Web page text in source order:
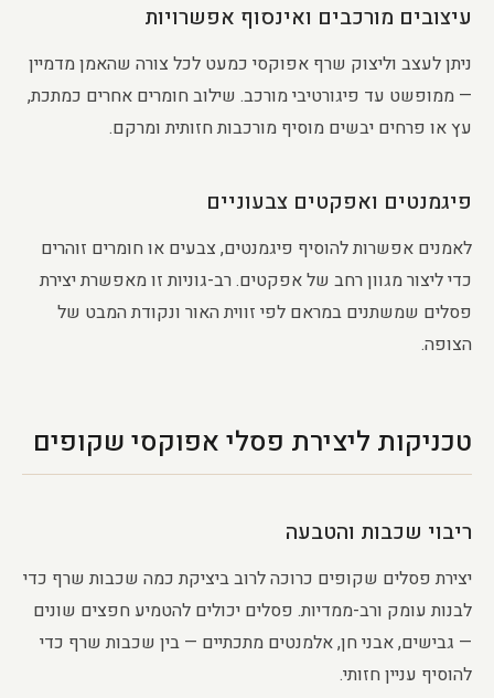
עיצובים מורכבים ואינסוף אפשרויות
ניתן לעצב וליצוק שרף אפוקסי כמעט לכל צורה שהאמן מדמיין
— ממופשט עד פיגורטיבי מורכב. שילוב חומרים אחרים כמתכת,
עץ או פרחים יבשים מוסיף מורכבות חזותית ומרקם.
פיגמנטים ואפקטים צבעוניים
לאמנים אפשרות להוסיף פיגמנטים, צבעים או חומרים זוהרים
כדי ליצור מגוון רחב של אפקטים. רב-גוניות זו מאפשרת יצירת
פסלים שמשתנים במראם לפי זווית האור ונקודת המבט של
הצופה.
טכניקות ליצירת פסלי אפוקסי שקופים
ריבוי שכבות והטבעה
יצירת פסלים שקופים כרוכה לרוב ביציקת כמה שכבות שרף כדי
לבנות עומק ורב-ממדיות. פסלים יכולים להטמיע חפצים שונים
— גבישים, אבני חן, אלמנטים מתכתיים — בין שכבות שרף כדי
להוסיף עניין חזותי.